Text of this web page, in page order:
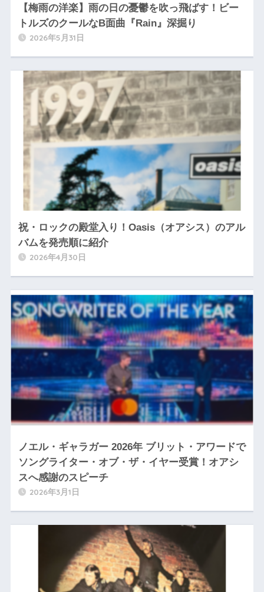
【梅雨の洋楽】雨の日の憂鬱を吹っ飛ばす！ビー
トルズのクールなB面曲『Rain』深掘り
2026年5月31日
祝・ロックの殿堂入り！Oasis（オアシス）のアル
バムを発売順に紹介
2026年4月30日
ノエル・ギャラガー 2026年 ブリット・アワードで
ソングライター・オブ・ザ・イヤー受賞！オアシ
スへ感謝のスピーチ
2026年3月1日